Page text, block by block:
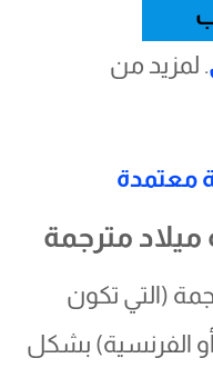
. لمزيد من
معتمدة
مترجمة
(التي تكون
الفرنسية) بشكل